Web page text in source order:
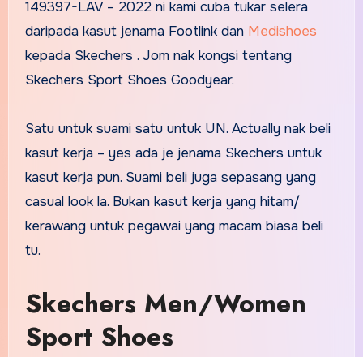
149397-LAV – 2022 ni kami cuba tukar selera
daripada kasut jenama Footlink dan Medishoes
kepada Skechers . Jom nak kongsi tentang
Skechers Sport Shoes Goodyear.
Satu untuk suami satu untuk UN. Actually nak beli
kasut kerja – yes ada je jenama Skechers untuk
kasut kerja pun. Suami beli juga sepasang yang
casual look la. Bukan kasut kerja yang hitam/
kerawang untuk pegawai yang macam biasa beli
tu.
Skechers Men/Women
Sport Shoes